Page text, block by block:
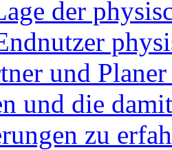
der
und
und die
zu